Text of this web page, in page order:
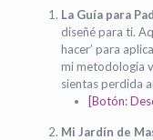
La Guía para
diseñé para ti.
hacer’ para
mi metodología
sientas perdida
[Botón:
Mi Jardín de